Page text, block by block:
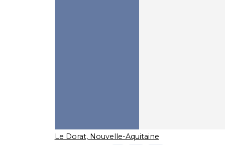
Le Dorat, Nouvelle-Aquitaine